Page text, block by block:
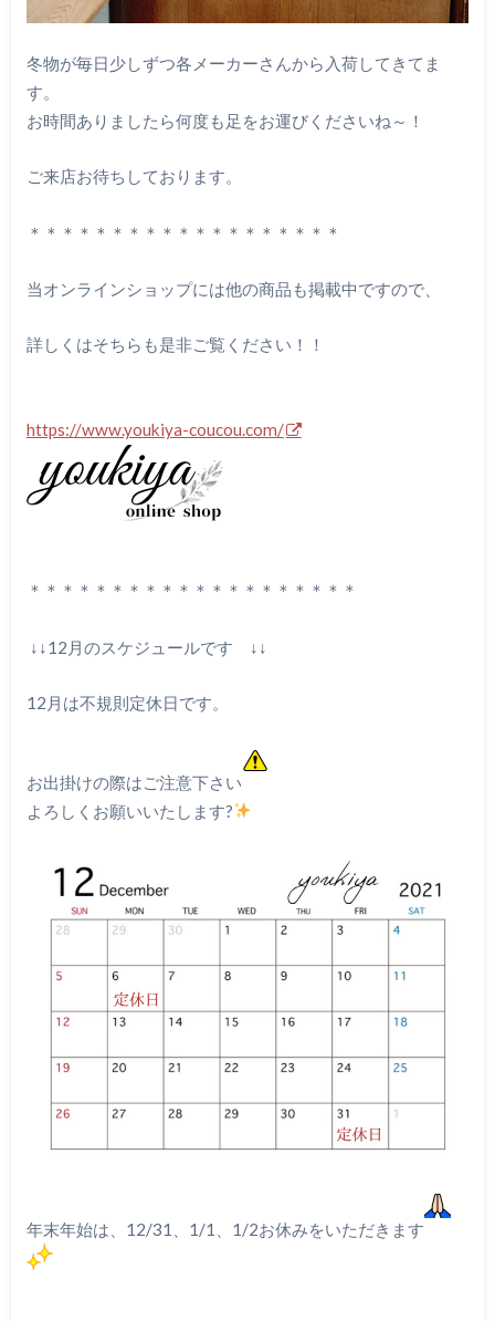
冬物が毎日少しずつ各メーカーさんから入荷してきてま
す。
お時間ありましたら何度も足をお運びくださいね～！
ご来店お待ちしております。
＊＊＊＊＊＊＊＊＊＊＊＊＊＊＊＊＊＊＊
当オンラインショップには他の商品も掲載中ですので、
詳しくはそちらも是非ご覧ください！！
https://www.youkiya-coucou.com/
＊＊＊＊＊＊＊＊＊＊＊＊＊＊＊＊＊＊＊＊
↓↓12月のスケジュールです ↓↓
12月は不規則定休日です。
お出掛けの際はご注意下さい
よろしくお願いいたします?
年末年始は、12/31、1/1、1/2お休みをいただきます